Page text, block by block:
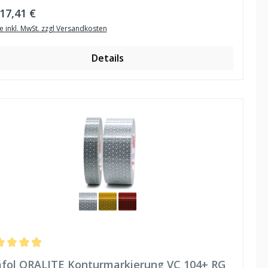
Preis:
17,41 €
inkl. MwSt. zzgl Versandkosten
Details
ORALITE Konturmarkierung VC 104+ RG